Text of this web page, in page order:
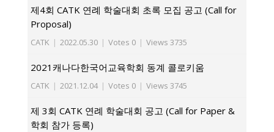
제4회 CATK 연례 학술대회 초록 모집 공고 (Call for
Proposal)
CATK | 2022.05.30 | Votes 0 | Views 3735
2021캐나다한국어교육학회 동계 콜로키움
CATK | 2021.12.04 | Votes 0 | Views 3745
제 3회 CATK 연례 학술대회 공고 (Call for Paper &
학회 참가 등록)